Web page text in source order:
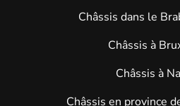
Châssis dans le
Châssis à
Châssis à
Châssis en province